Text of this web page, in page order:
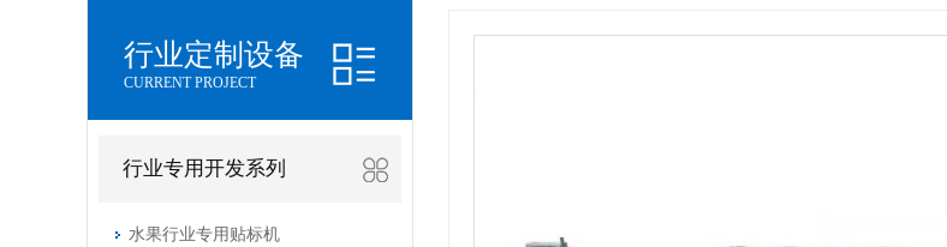
行业定制设备
CURRENT PROJECT
行业专用开发系列
水果行业专用贴标机